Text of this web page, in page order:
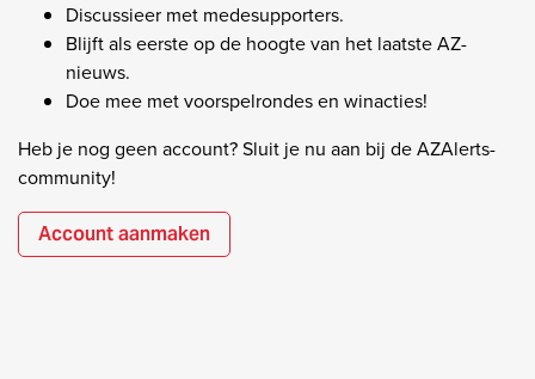
Discussieer met medesupporters.
Blijft als eerste op de hoogte van het laatste AZ-
nieuws.
Doe mee met voorspelrondes en winacties!
Heb je nog geen account? Sluit je nu aan bij de AZAlerts-
community!
Account aanmaken